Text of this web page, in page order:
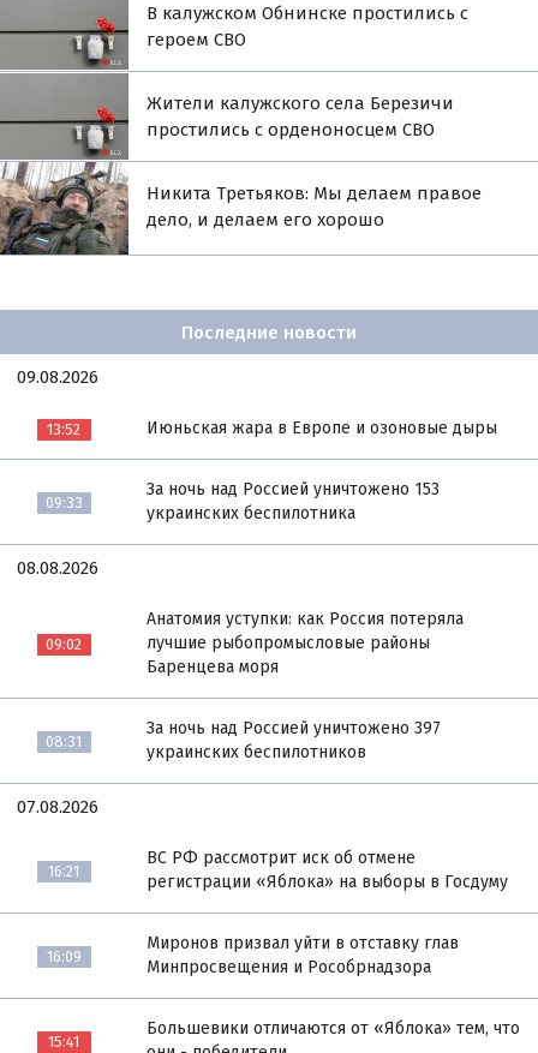
В калужском Обнинске простились с
героем СВО
Жители калужского села Березичи
простились с орденоносцем СВО
Никита Третьяков: Мы делаем правое
дело, и делаем его хорошо
Последние новости
09.08.2026
13:52 Июньская жара в Европе и озоновые дыры
09:33
За ночь над Россией уничтожено 153
украинских беспилотника
08.08.2026
09:02
Анатомия уступки: как Россия потеряла
лучшие рыбопромысловые районы
Баренцева моря
08:31
За ночь над Россией уничтожено 397
украинских беспилотников
07.08.2026
16:21
ВС РФ рассмотрит иск об отмене
регистрации «Яблока» на выборы в Госдуму
16:09
Миронов призвал уйти в отставку глав
Минпросвещения и Рособрнадзора
15:41
Большевики отличаются от «Яблока» тем, что